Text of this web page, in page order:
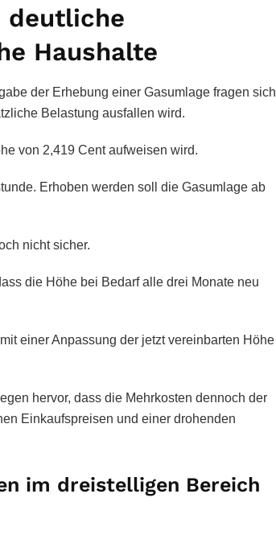
deutliche
Haushalte
der Erhebung einer Gasumlage fragen sich
Belastung ausfallen wird.
von 2,419 Cent aufweisen wird.
Erhoben werden soll die Gasumlage ab
nicht sicher.
die Höhe bei Bedarf alle drei Monate neu
einer Anpassung der jetzt vereinbarten Höhe
hervor, dass die Mehrkosten dennoch der
Einkaufspreisen und einer drohenden
im dreistelligen Bereich